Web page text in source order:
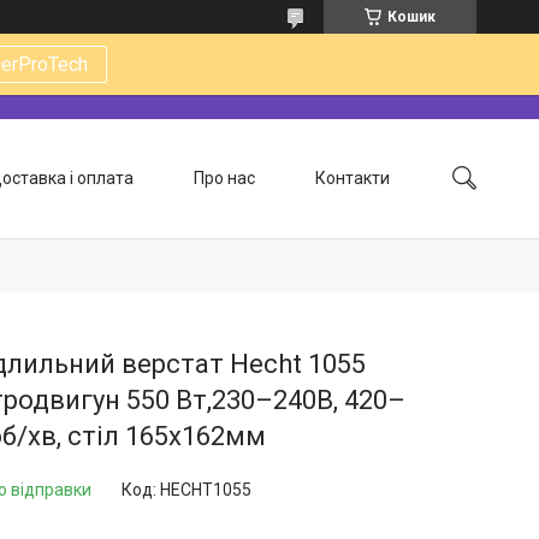
Кошик
і оплата Про нас Контакти
верстат Hecht 1055
550 Вт,230–240В, 420–
хв, стіл 165x162мм
відправки Код: HECHT1055